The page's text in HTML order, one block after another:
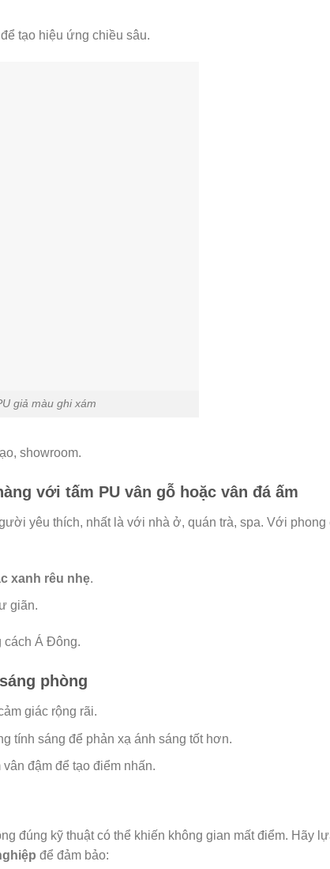
tạo hiệu ứng chiều sâu.
giả màu ghi xám
showroom.
với tấm PU vân gỗ hoặc vân đá ấm
yêu thích, nhất là với nhà ở, quán trà, spa. Với phong
xanh rêu nhẹ.
giãn.
cách Á Đông.
phòng
giác rộng rãi.
tính sáng để phản xạ ánh sáng tốt hơn.
đậm để tạo điểm nhấn.
đúng kỹ thuật có thể khiến không gian mất điểm. Hãy
để đảm bảo: